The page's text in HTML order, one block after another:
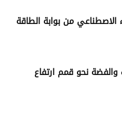
من بوابة الطاقة
نحو قمم ارتفاع